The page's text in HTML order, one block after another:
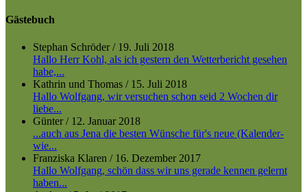
Gästebuch
Stephan Schröder/ 19. Juli 2018
Hallo Herr Kohl, als ich gestern den Wetterbericht gesehen
habe,...
Kathrin und Thomas / 15. Juli 2018
Hallo Wolfgang, wir versuchen schon seid 2 Wochen dir
liebe...
Günter/ 12. Januar 2018
...auch aus Jena die besten Wünsche für's neue (Kalender-
wie...
Franziska Klaren / 16. Dezember 2017
Hallo Wolfgang, schön dass wir uns gerade kennen gelernt
haben...